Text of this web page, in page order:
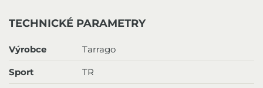
TECHNICKÉ PARAMETRY
Výrobce Tarrago
Sport TR